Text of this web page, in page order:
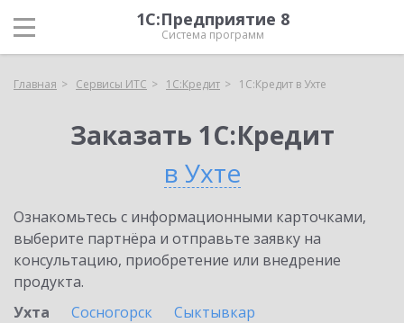
1С:Предприятие 8
Система программ
Главная Сервисы ИТС 1С:Кредит 1С:Кредит в Ухте
Заказать 1С:Кредит
в Ухте
Ознакомьтесь с информационными карточками,
выберите партнёра и отправьте заявку на
консультацию, приобретение или внедрение
продукта.
Ухта
Сосногорск
Сыктывкар